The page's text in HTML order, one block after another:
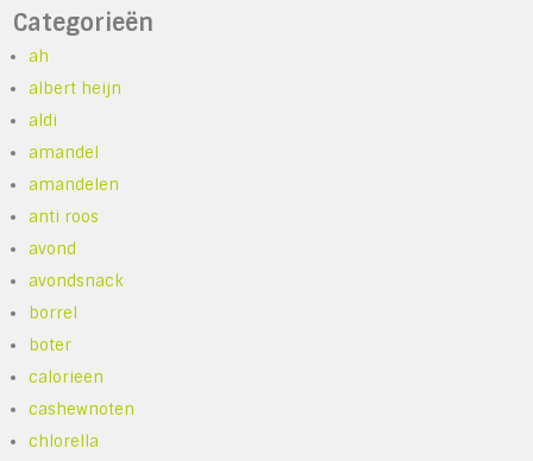
Categorieën
ah
albert heijn
aldi
amandel
amandelen
anti roos
avond
avondsnack
borrel
boter
calorieen
cashewnoten
chlorella